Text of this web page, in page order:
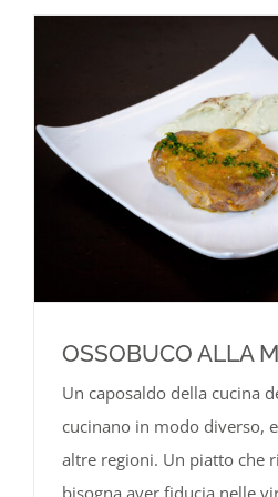
OSSOBUCO ALLA
Un caposaldo della cucina
cucinano in modo diverso,
altre regioni. Un piatto che